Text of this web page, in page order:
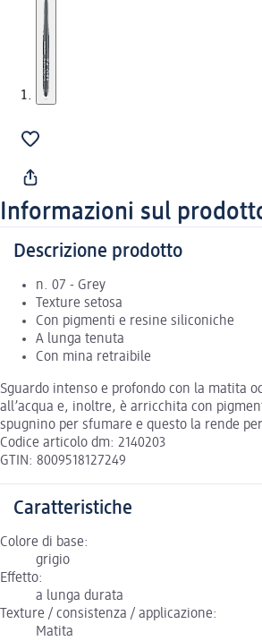
Informazioni sul
Descrizione prodotto
n. 07 - Grey
Texture setosa
Con pigmenti e resine siliconiche
A lunga tenuta
Con mina retraibile
Sguardo intenso e profondo con la matita
all’acqua e, inoltre, è arricchita con
spugnino per sfumare e questo la rende
Codice articolo dm: 2140203
GTIN: 8009518127249
Caratteristiche
Colore di base:
grigio
Effetto:
a lunga durata
Texture / consistenza / applicazione:
Matita